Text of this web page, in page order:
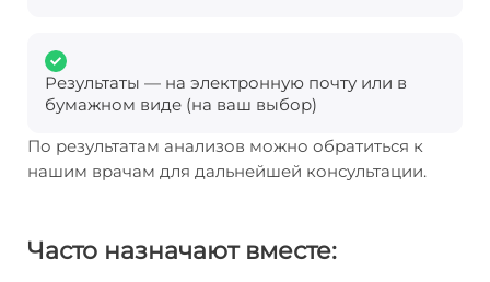
Результаты — на электронную почту или в
бумажном виде (на ваш выбор)
По результатам анализов можно обратиться к
нашим врачам для дальнейшей консультации.
Часто назначают вместе: